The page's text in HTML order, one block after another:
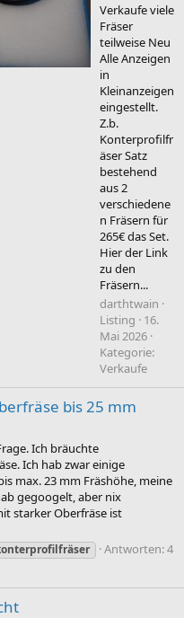
Verkaufe viele
Fräser
teilweise Neu
Alle Anzeigen
in
Kleinanzeigen
eingestellt.
Z.b.
Konterprofilfr
äser Satz
bestehend
aus 2
verschiedene
n Fräsern für
265€ das Set.
Hier der Link
zu den
Fräsern...
darthtwain
Listing
16.
Mai 2026
Kategorie:
Verkaufe
bis 25 mm
Ich bräuchte
Ich hab zwar einige
max. 23 mm Fräshöhe, meine
gegoogelt, aber nix
starker Oberfräse ist
Antworten: 4